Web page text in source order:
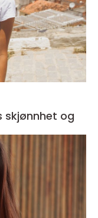
skjønnhet og